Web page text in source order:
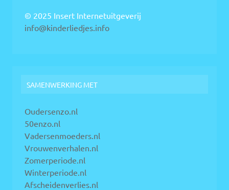
© 2025 Insert Internetuitgeverij
info@kinderliedjes.info
SAMENWERKING MET
Oudersenzo.nl
50enzo.nl
Vadersenmoeders.nl
Vrouwenverhalen.nl
Zomerperiode.nl
Winterperiode.nl
Afscheidenverlies.nl